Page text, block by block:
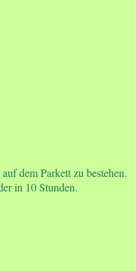
dem Parkett zu bestehen.
in 10 Stunden.